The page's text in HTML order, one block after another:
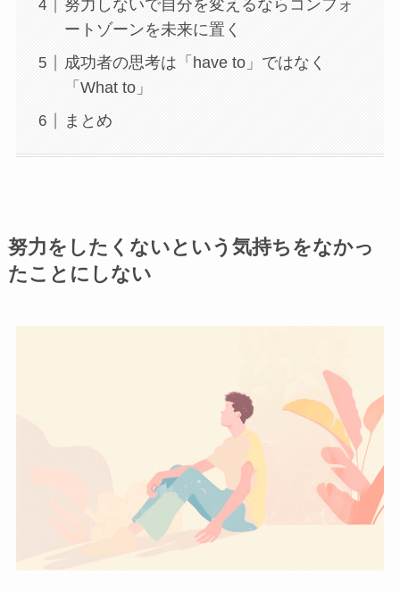
努力しないで自分を変えるならコンフォ
ートゾーンを未来に置く
成功者の思考は「have to」ではなく
「What to」
まとめ
努力をしたくないという気持ちをなかっ
たことにしない